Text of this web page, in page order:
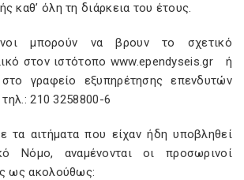
καθ’ όλη τη διάρκεια του έτους.
μπορούν να βρουν το σχετικό
στον ιστότοπο www.ependyseis.gr ή
γραφείο εξυπηρέτησης επενδυτών
210 3258800-6
τα αιτήματα που είχαν ήδη υποβληθεί
Νόμο, αναμένονται οι προσωρινοί
ως ακολούθως: